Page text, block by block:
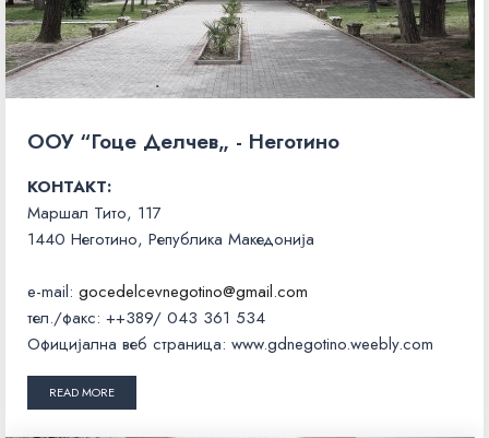
ООУ “Гоце Делчев„ - Неготино
КОНТАКТ:
Маршал Тито, 117
1440 Неготино, Република Македонија
e-mail: gocedelcevnegotino@gmail.com
тел./факс: ++389/ 043 361 534
Официјална веб страница: www.gdnegotino.weebly.com
READ MORE